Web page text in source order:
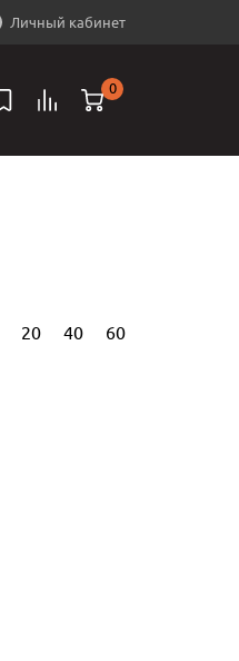
Личный кабинет
0
20 40 60